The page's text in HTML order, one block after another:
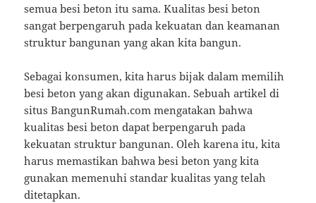
semua besi beton itu sama. Kualitas besi beton
sangat berpengaruh pada kekuatan dan keamanan
struktur bangunan yang akan kita bangun.
Sebagai konsumen, kita harus bijak dalam memilih
besi beton yang akan digunakan. Sebuah artikel di
situs BangunRumah.com mengatakan bahwa
kualitas besi beton dapat berpengaruh pada
kekuatan struktur bangunan. Oleh karena itu, kita
harus memastikan bahwa besi beton yang kita
gunakan memenuhi standar kualitas yang telah
ditetapkan.